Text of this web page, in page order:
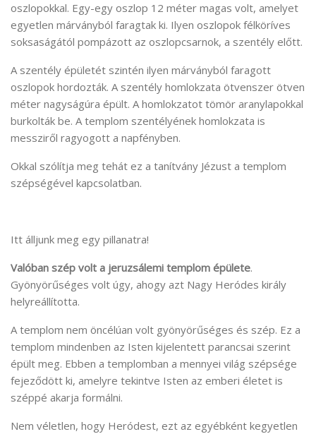
oszlopokkal. Egy-egy oszlop 12 méter magas volt, amelyet
egyetlen márványból faragtak ki. Ilyen oszlopok félköríves
soksaságától pompázott az oszlopcsarnok, a szentély előtt.
A szentély épületét szintén ilyen márványból faragott
oszlopok hordozták. A szentély homlokzata ötvenszer ötven
méter nagyságúra épült. A homlokzatot tömör aranylapokkal
burkolták be. A templom szentélyének homlokzata is
messziről ragyogott a napfényben.
Okkal szólítja meg tehát ez a tanítvány Jézust a templom
szépségével kapcsolatban.
Itt álljunk meg egy pillanatra!
Valóban szép volt a jeruzsálemi templom épülete.
Gyönyörűséges volt úgy, ahogy azt Nagy Heródes király
helyreállította.
A templom nem öncélúan volt gyönyörűséges és szép. Ez a
templom mindenben az Isten kijelentett parancsai szerint
épült meg. Ebben a templomban a mennyei világ szépsége
fejeződött ki, amelyre tekintve Isten az emberi életet is
széppé akarja formálni.
Nem véletlen, hogy Heródest, ezt az egyébként kegyetlen